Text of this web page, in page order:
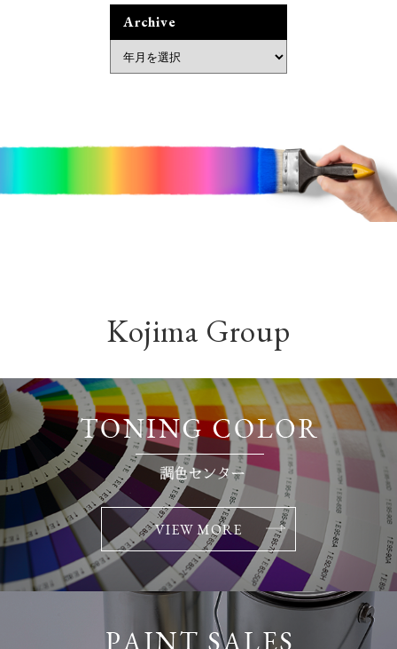
Archive
Kojima Group
VIEW MORE